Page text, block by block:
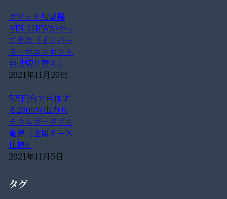
グリッド切替機
ATS-11KWがやっ
てきた（インバー
ター⇔コンセント
自動切り替え）
2021年11月20日
5万円台で自作す
る2000W出力リ
チウムポータブル
電源（金属ケース
仕様）
2021年11月5日
タグ